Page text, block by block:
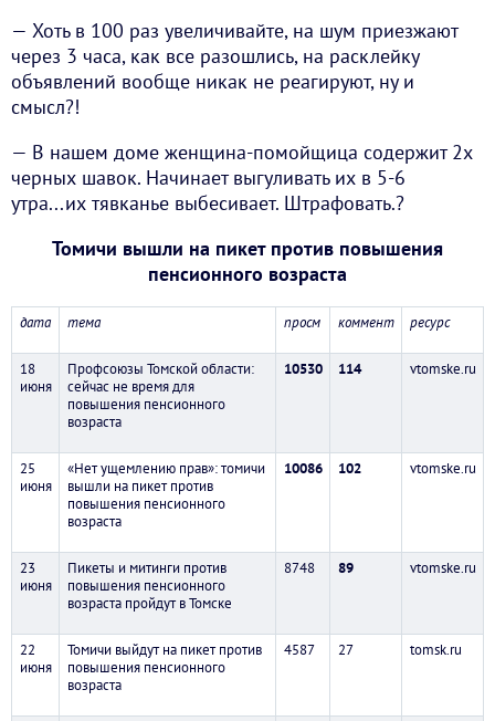
— Хоть в 100 раз увеличивайте, на шум приезжают
через 3 часа, как все разошлись, на расклейку
объявлений вообще никак не реагируют, ну и
смысл?!
— В нашем доме женщина-помойщица содержит 2х
черных шавок. Начинает выгуливать их в 5-6
утра...их тявканье выбесивает. Штрафовать.?
Томичи вышли на пикет против повышения
пенсионного возраста
дата тема просм коммент ресурс
18
июня
Профсоюзы Томской области:
сейчас не время для
повышения пенсионного
возраста
10530 114 vtomske.ru
25
июня
«Нет ущемлению прав»: томичи
вышли на пикет против
повышения пенсионного
возраста
10086 102 vtomske.ru
23
июня
Пикеты и митинги против
повышения пенсионного
возраста пройдут в Томске
8748 89 vtomske.ru
22
июня
Томичи выйдут на пикет против
повышения пенсионного
возраста
4587 27 tomsk.ru